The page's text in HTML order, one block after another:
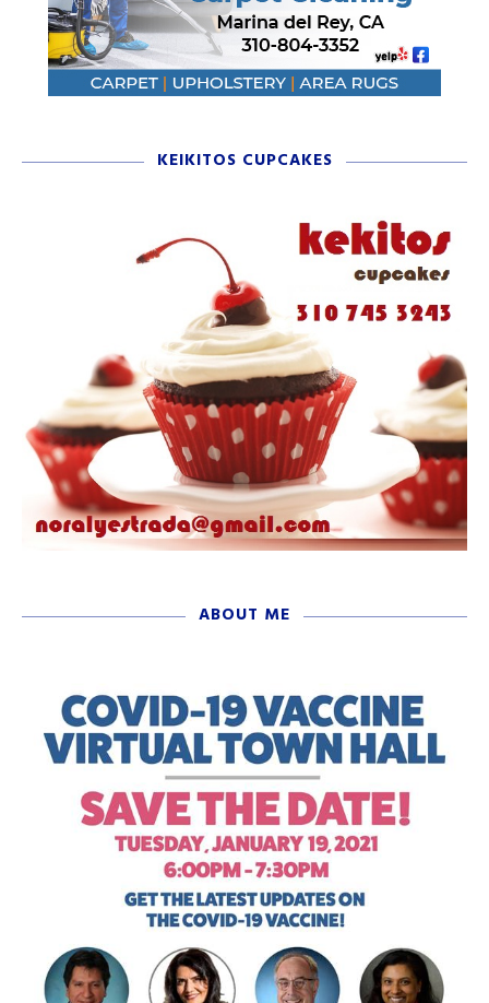
KEIKITOS CUPCAKES
ABOUT ME